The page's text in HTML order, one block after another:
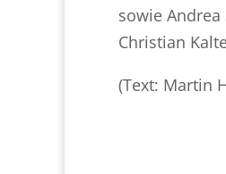
sowie
Christian
(Text: Martin